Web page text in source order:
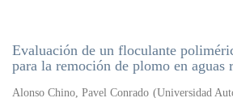
Evaluación de un floculante
para la remoción de plomo en aguas
Alonso Chino, Pavel Conrado (Universidad